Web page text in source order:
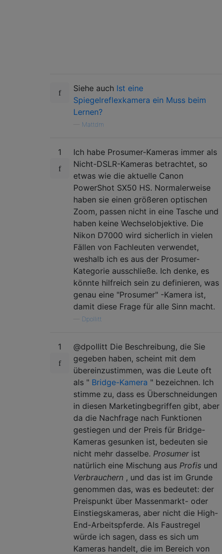
Siehe auch Ist eine
Spiegelreflexkamera ein Muss beim
Lernen?
Mattdm
1
Ich habe Prosumer-Kameras immer als
Nicht-DSLR-Kameras betrachtet, so
etwas wie die aktuelle Canon
PowerShot SX50 HS. Normalerweise
haben sie einen größeren optischen
Zoom, passen nicht in eine Tasche und
haben keine Wechselobjektive. Die
Nikon D7000 wird sicherlich in vielen
Fällen von Fachleuten verwendet,
weshalb ich es aus der Prosumer-
Kategorie ausschließe. Ich denke, es
könnte hilfreich sein zu definieren, was
genau eine "Prosumer" -Kamera ist,
damit diese Frage für alle Sinn macht.
Dpollitt
1
@dpollitt Die Beschreibung, die Sie
gegeben haben, scheint mit dem
übereinzustimmen, was die Leute oft
als " Bridge-Kamera " bezeichnen. Ich
stimme zu, dass es Überschneidungen
in diesen Marketingbegriffen gibt, aber
da die Nachfrage nach Funktionen
gestiegen und der Preis für Bridge-
Kameras gesunken ist, bedeuten sie
nicht mehr dasselbe. Prosumer ist
natürlich eine Mischung aus Profis und
Verbrauchern , und das ist im Grunde
genommen das, was es bedeutet: der
Preispunkt über Massenmarkt- oder
Einstiegskameras, aber nicht die High-
End-Arbeitspferde. Als Faustregel
würde ich sagen, dass es sich um
Kameras handelt, die im Bereich von